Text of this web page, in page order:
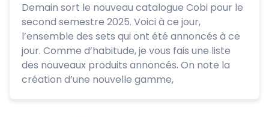
Demain sort le nouveau catalogue Cobi pour le
second semestre 2025. Voici à ce jour,
l’ensemble des sets qui ont été annoncés à ce
jour. Comme d’habitude, je vous fais une liste
des nouveaux produits annoncés. On note la
création d’une nouvelle gamme,